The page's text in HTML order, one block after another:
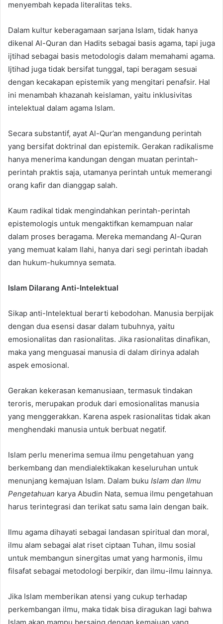
menyembah kepada literalitas teks.
Dalam kultur keberagamaan sarjana Islam, tidak hanya
dikenal Al-Quran dan Hadits sebagai basis agama, tapi juga
ijtihad sebagai basis metodologis dalam memahami agama.
Ijtihad juga tidak bersifat tunggal, tapi beragam sesuai
dengan kecakapan epistemik yang mengitari penafsir. Hal
ini menambah khazanah keislaman, yaitu inklusivitas
intelektual dalam agama Islam.
Secara substantif, ayat Al-Qur’an mengandung perintah
yang bersifat doktrinal dan epistemik. Gerakan radikalisme
hanya menerima kandungan dengan muatan perintah-
perintah praktis saja, utamanya perintah untuk memerangi
orang kafir dan dianggap salah.
Kaum radikal tidak mengindahkan perintah-perintah
epistemologis untuk mengaktifkan kemampuan nalar
dalam proses beragama. Mereka memandang Al-Quran
yang memuat kalam Ilahi, hanya dari segi perintah ibadah
dan hukum-hukumnya semata.
Islam Dilarang Anti-Intelektual
Sikap anti-Intelektual berarti kebodohan. Manusia berpijak
dengan dua esensi dasar dalam tubuhnya, yaitu
emosionalitas dan rasionalitas. Jika rasionalitas dinafikan,
maka yang menguasai manusia di dalam dirinya adalah
aspek emosional.
Gerakan kekerasan kemanusiaan, termasuk tindakan
teroris, merupakan produk dari emosionalitas manusia
yang menggerakkan. Karena aspek rasionalitas tidak akan
menghendaki manusia untuk berbuat negatif.
Islam perlu menerima semua ilmu pengetahuan yang
berkembang dan mendialektikakan keseluruhan untuk
menunjang kemajuan Islam. Dalam buku Islam dan Ilmu
Pengetahuan karya Abudin Nata, semua ilmu pengetahuan
harus terintegrasi dan terikat satu sama lain dengan baik.
Ilmu agama dihayati sebagai landasan spiritual dan moral,
ilmu alam sebagai alat riset ciptaan Tuhan, ilmu sosial
untuk membangun sinergitas umat yang harmonis, ilmu
filsafat sebagai metodologi berpikir, dan ilmu-ilmu lainnya.
Jika Islam memberikan atensi yang cukup terhadap
perkembangan ilmu, maka tidak bisa diragukan lagi bahwa